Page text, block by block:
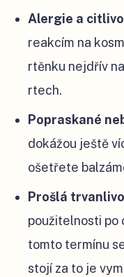
Alergie a
reakcím na
rtěnku nejdřív
rtech.
Popraskané
dokážou ještě
ošetřete
Prošlá
použitelnosti po
tomto termínu
stojí za to je